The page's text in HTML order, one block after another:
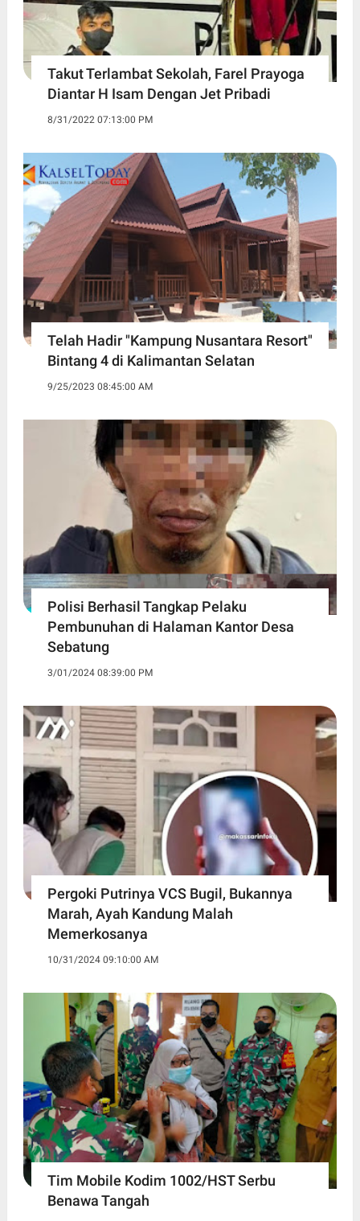
Takut Terlambat Sekolah, Farel Prayoga
Diantar H Isam Dengan Jet Pribadi
8/31/2022 07:13:00 PM
Telah Hadir "Kampung Nusantara Resort"
Bintang 4 di Kalimantan Selatan
9/25/2023 08:45:00 AM
Polisi Berhasil Tangkap Pelaku
Pembunuhan di Halaman Kantor Desa
Sebatung
3/01/2024 08:39:00 PM
Pergoki Putrinya VCS Bugil, Bukannya
Marah, Ayah Kandung Malah
Memerkosanya
10/31/2024 09:10:00 AM
Tim Mobile Kodim 1002/HST Serbu
Benawa Tangah